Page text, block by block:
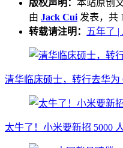
版权声明： 本站原创
由 Jack Cui 发表，共
转载请注明：
五年了 |
清华临床硕士，转行去华为
太牛了！小米要新招 5000